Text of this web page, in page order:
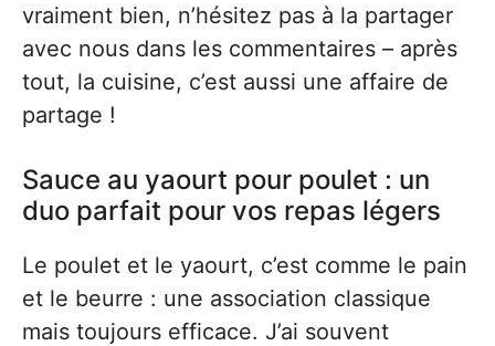
vraiment bien, n’hésitez pas à la partager
avec nous dans les commentaires – après
tout, la cuisine, c’est aussi une affaire de
partage !
Sauce au yaourt pour poulet : un
duo parfait pour vos repas légers
Le poulet et le yaourt, c’est comme le pain
et le beurre : une association classique
mais toujours efficace. J’ai souvent